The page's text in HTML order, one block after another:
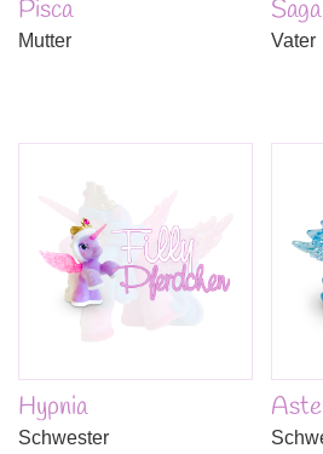
Pisca
Mutter
Saga
Vater
Hypnia
Schwester